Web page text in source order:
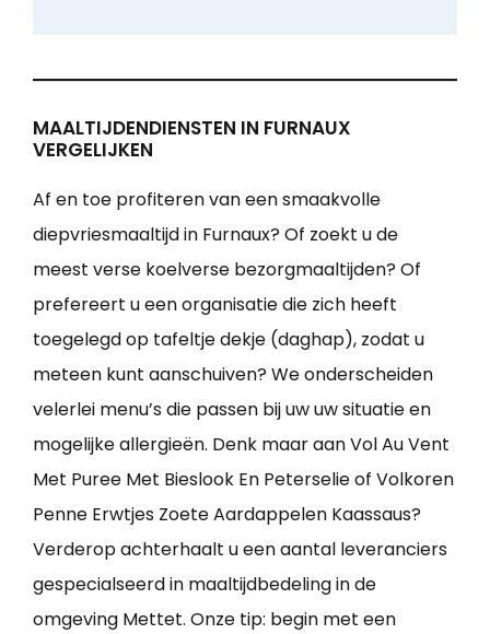
MAALTIJDENDIENSTEN IN FURNAUX
VERGELIJKEN
Af en toe profiteren van een smaakvolle
diepvriesmaaltijd in Furnaux? Of zoekt u de
meest verse koelverse bezorgmaaltijden? Of
prefereert u een organisatie die zich heeft
toegelegd op tafeltje dekje (daghap), zodat u
meteen kunt aanschuiven? We onderscheiden
velerlei menu’s die passen bij uw uw situatie en
mogelijke allergieën. Denk maar aan Vol Au Vent
Met Puree Met Bieslook En Peterselie of Volkoren
Penne Erwtjes Zoete Aardappelen Kaassaus?
Verderop achterhaalt u een aantal leveranciers
gespecialseerd in maaltijdbedeling in de
omgeving Mettet. Onze tip: begin met een